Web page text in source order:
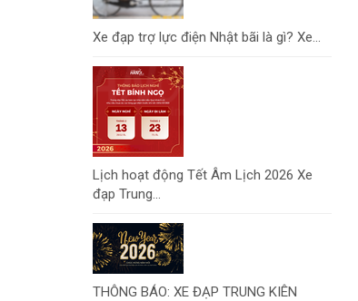
Xe đạp trợ lực điện Nhật bãi là gì? Xe...
Lịch hoạt động Tết Âm Lịch 2026 Xe
đạp Trung...
THÔNG BÁO: XE ĐẠP TRUNG KIÊN